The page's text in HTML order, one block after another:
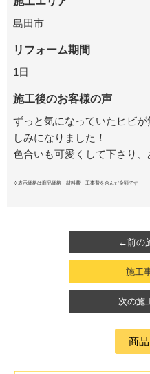
島田市
リフォーム期間
1日
施工後のお客様の声
ずっと気になっていたヒビ
しみになりました！
色合いも可愛くして下さり、
※表示価格は商品価格・材料費・工事費を含んだ金額です
←前の
施工
次の施
商